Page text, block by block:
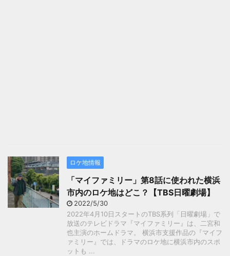
ロケ地情報
「マイファミリー」第8話に使われた横浜
市内のロケ地はどこ？【TBS日曜劇場】
2022/5/30
2022年4月10日スタートのTBS系列「日曜劇場」で
放送のテレビドラマ『マイファミリー』は、二宮和
也主演のホームドラマ。 横浜市支援作品の『マイフ
ァミリー』では、ドラマのロケ地に横浜市内のスポ
ットも ...